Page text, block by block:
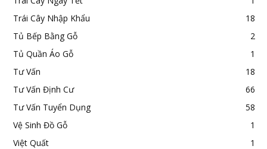
Trái Cây Nhập Khẩu
18
Tủ Bếp Bằng Gỗ
2
Tủ Quần Áo Gỗ
1
Tư Vấn
18
Tư Vấn Định Cư
66
Tư Vấn Tuyển Dụng
58
Vệ Sinh Đồ Gỗ
1
Việt Quất
1